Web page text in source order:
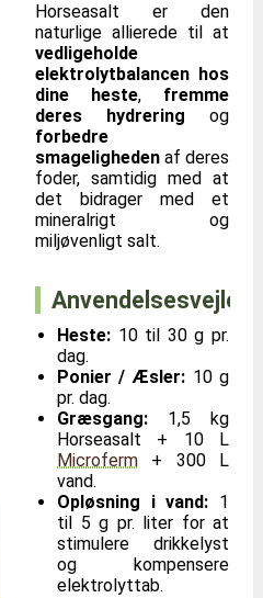
Horseasalt er den
naturlige allierede til at
vedligeholde
elektrolytbalancen hos
dine heste, fremme
deres hydrering og
forbedre
smageligheden af deres
foder, samtidig med at
det bidrager med et
mineralrigt og
miljøvenligt salt.
Heste: 10 til 30 g pr.
dag.
Ponier / Æsler: 10 g
pr. dag.
Græsgang: 1,5 kg
Horseasalt + 10 L
Microferm + 300 L
vand.
Opløsning i vand: 1
til 5 g pr. liter for at
stimulere drikkelyst
og kompensere
elektrolyttab.